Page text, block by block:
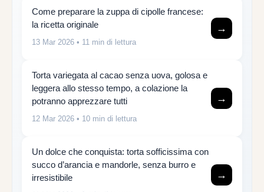
Come preparare la zuppa di cipolle francese:
la ricetta originale
13 Mar 2026 • 11 min di lettura
→
Torta variegata al cacao senza uova, golosa e
leggera allo stesso tempo, a colazione la
potranno apprezzare tutti
12 Mar 2026 • 10 min di lettura
→
Un dolce che conquista: torta sofficissima con
succo d’arancia e mandorle, senza burro e
irresistibile
→